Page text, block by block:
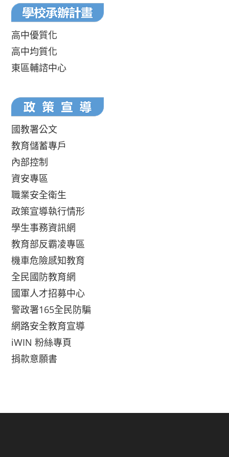
高中優質化
高中均質化
東區輔諮中心
國教署公文
教育儲蓄專戶
內部控制
資安專區
職業安全衛生
政策宣導執行情形
學生事務資訊網
教育部反霸凌專區
機車危險感知教育
全民國防教育網
國軍人才招募中心
警政署165全民防騙
網路安全教育宣導
iWIN 粉絲專頁
捐款意願書